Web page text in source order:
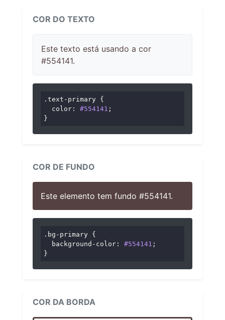
COR DO TEXTO
Este texto está usando a cor
#554141.
.text-primary {
color : #554141 ;
}
COR DE FUNDO
Este elemento tem fundo #554141.
.bg-primary {
background-color : #554141 ;
}
COR DA BORDA